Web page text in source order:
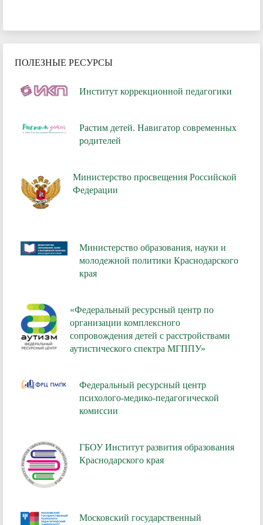
ПОЛЕЗНЫЕ РЕСУРСЫ
Институт коррекционной педагогики
Растим детей. Навигатор современных
родителей
Министерство просвещения Российской
Федерации
Министерство образования, науки и
молодежной политики Краснодарского
края
«Федеральный ресурсный центр по
организации комплексного
сопровождения детей с расстройствами
аутистического спектра МГППУ»
Федеральный ресурсный центр
психолого-медико-педагогической
комиссии
ГБОУ Институт развития образования
Краснодарского края
Московский государственный